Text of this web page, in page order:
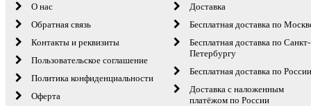
О нас
Обратная связь
Контакты и реквизиты
Пользовательское соглашение
Политика конфиденциальности
Оферта
Доставка
Бесплатная доставка по
Бесплатная доставка по Санкт-
Петербургу
Бесплатная доставка по
Доставка с наложенным
платёжом по России